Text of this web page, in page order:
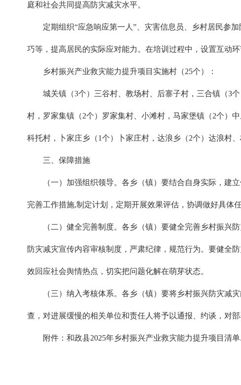
庭和社会共同提高防灾减灾水平。
定期组织“应急响应第一人”、灾害信息员、乡村居民参
巧等，提高居民的实际应对能力。在培训过程中，设置互动
乡村振兴产业救灾能力提升项目实施村（25个）：
城关镇（3个）三谷村、教场村、后寨子村，三合镇（3
村，罗家集镇（2个）罗家集村、小滩村，马家堡镇（2个）
科托村，卜家庄乡（1个）卜家庄村，达浪乡（2个）达浪村
三、保障措施
（一）加强组织领导。各乡（镇）要结合自身实际，建
完善工作措施,制定计划，定期开展效果评估，协调做好具体
（二）健全完善制度。各乡（镇）要健全完善乡村振兴
防灾减灾宣传内容审核制度，严肃纪律，规范行为。要健全
效回应社会舆情热点，切实把问题化解在萌芽状态。
（三）纳入考核体系。各乡（镇）要将乡村振兴防灾减
查，对进展缓慢的相关单位和责任人将予以通报、约谈，对
附件： 和政县2025年乡村振兴产业救灾能力提升项目清单